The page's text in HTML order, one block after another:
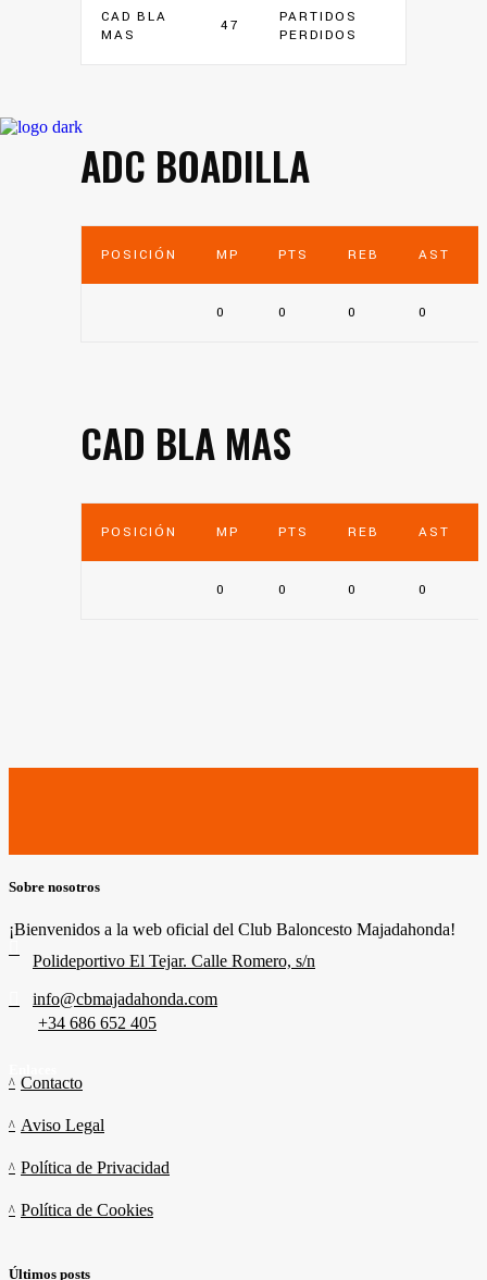
CAD BLA
MAS
47
PARTIDOS
PERDIDOS
ADC BOADILLA
POSICIÓN MP PTS REB AST
0 0 0 0
CAD BLA MAS
POSICIÓN MP PTS REB AST
0 0 0 0
Sobre nosotros
¡Bienvenidos a la web oficial del Club Baloncesto Majadahonda!
Polideportivo El Tejar. Calle Romero, s/n
info@cbmajadahonda.com
+34 686 652 405
Contacto
Aviso Legal
Política de Privacidad
Política de Cookies
Últimos posts